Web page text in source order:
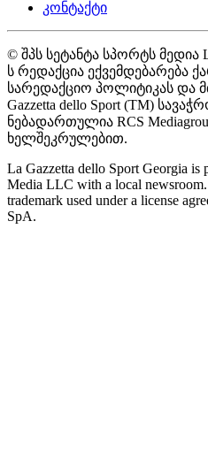
კონტაქტი
© შპს სეტანტა სპორტს მედია
ს რედაქცია ექვემდებარება
სარედაქციო პოლიტიკას და
Gazzetta dello Sport (TM)
ნებადართულია RCS
ხელშეკრულებით.
La Gazzetta dello Sport Georgia is
Media LLC with a local
trademark used under a license
SpA.